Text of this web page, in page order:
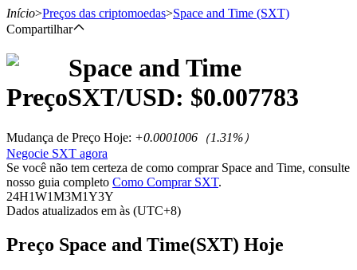
Futuros de USDT
Início>Preços das criptomoedas>Space and Time (SXT)
Compartilhar
Space and Time
PreçoSXT/USD: $0.007783
Mudança de Preço Hoje: +0.0001006 （1.31%）
Negocie SXT agora
Se você não tem certeza de como comprar Space and Time, consulte
nosso guia completo Como Comprar SXT.
24H1W1M3M1Y3Y
Dados atualizados em às (UTC+8)
Preço Space and Time(SXT) Hoje